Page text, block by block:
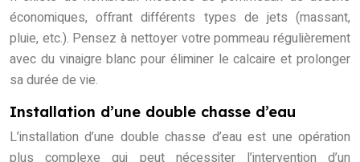
économiques, offrant différents types de jets (massant,
pluie, etc.). Pensez à nettoyer votre pommeau régulièrement
avec du vinaigre blanc pour éliminer le calcaire et prolonger
sa durée de vie.
Installation d’une double chasse d’eau
L’installation d’une double chasse d’eau est une opération